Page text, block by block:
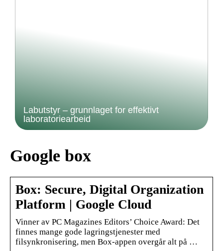
Labutstyr – grunnlaget for effektivt
laboratoriearbeid
Google box
Box: Secure, Digital Organization
Platform | Google Cloud
Vinner av PC Magazines Editors’ Choice Award: Det
finnes mange gode lagringstjenester med
filsynkronisering, men Box-appen overgår alt på …